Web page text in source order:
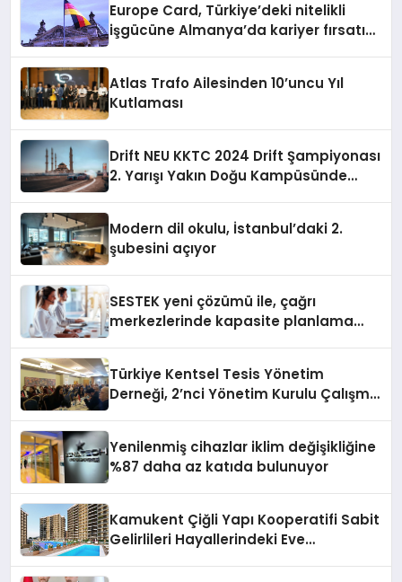
Europe Card, Türkiye’deki nitelikli
işgücüne Almanya’da kariyer fırsatı
Atlas Trafo Ailesinden 10’uncu Yıl
Kutlaması
Drift NEU KKTC 2024 Drift Şampiyonası
2. Yarışı Yakın Doğu Kampüsünde
Modern dil okulu, İstanbul’daki 2.
şubesini açıyor
SESTEK yeni çözümü ile, çağrı
merkezlerinde kapasite planlama
Türkiye Kentsel Tesis Yönetim
Derneği, 2’nci Yönetim Kurulu Çalışma
Yenilenmiş cihazlar iklim değişikliğine
%87 daha az katıda bulunuyor
Kamukent Çiğli Yapı Kooperatifi Sabit
Gelirlileri Hayallerindeki Eve